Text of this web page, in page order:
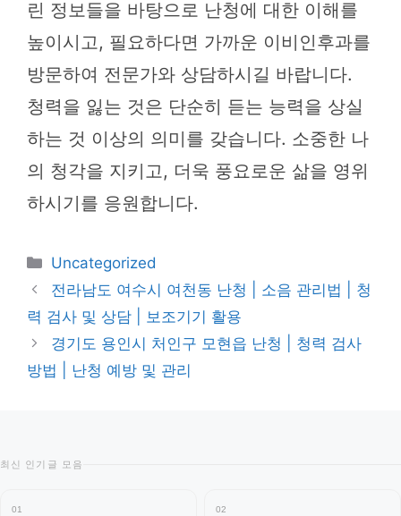
린 정보들을 바탕으로 난청에 대한 이해를
높이시고, 필요하다면 가까운 이비인후과를
방문하여 전문가와 상담하시길 바랍니다.
청력을 잃는 것은 단순히 듣는 능력을 상실
하는 것 이상의 의미를 갖습니다. 소중한 나
의 청각을 지키고, 더욱 풍요로운 삶을 영위
하시기를 응원합니다.
카
테
리
Uncategorized
전라남도 여수시 여천동 난청 | 소음 관리법 | 청
력 검사 및 상담 | 보조기기 활용
경기도 용인시 처인구 모현읍 난청 | 청력 검사
방법 | 난청 예방 및 관리
최신 인기글 모음
01 02